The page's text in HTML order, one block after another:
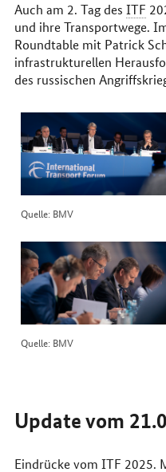
Auch am 2. Tag des ITF
und ihre Transportwege.
Roundtable mit Patrick
infrastrukturellen
des russischen
Quelle: BMV
Quelle: BMV
Update vom
Eindrücke vom ITF 2025.